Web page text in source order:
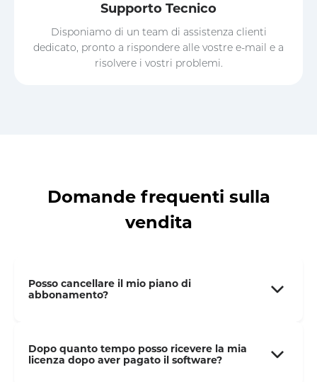
Supporto Tecnico
Disponiamo di un team di assistenza clienti
dedicato, pronto a rispondere alle vostre e-mail e a
risolvere i vostri problemi.
Domande frequenti sulla
vendita
Posso cancellare il mio piano di
abbonamento?
Dopo quanto tempo posso ricevere la mia
licenza dopo aver pagato il software?